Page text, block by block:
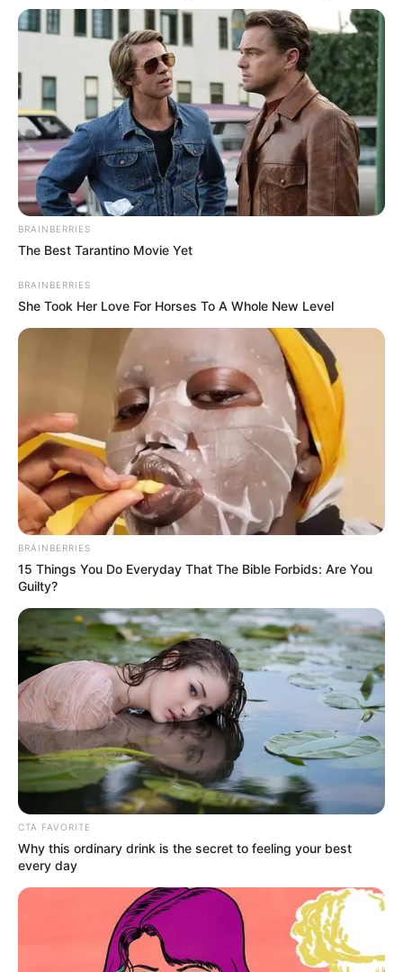
BRAINBERRIES
The Best Tarantino Movie Yet
BRAINBERRIES
She Took Her Love For Horses To A Whole New Level
BRAINBERRIES
15 Things You Do Everyday That The Bible Forbids: Are You
Guilty?
CTA FAVORITE
Why this ordinary drink is the secret to feeling your best
every day